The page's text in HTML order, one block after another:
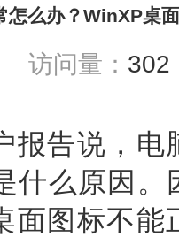
么办？WinXP桌
访问量：
报告说，
什么原因
面图标不